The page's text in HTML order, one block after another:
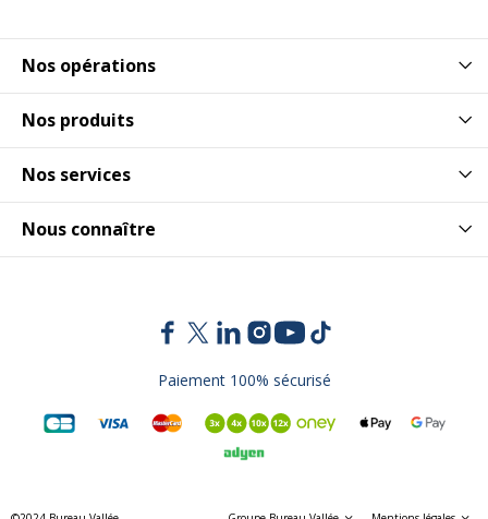
Nos opérations
Nos produits
Nos services
Nous connaître
Paiement 100% sécurisé